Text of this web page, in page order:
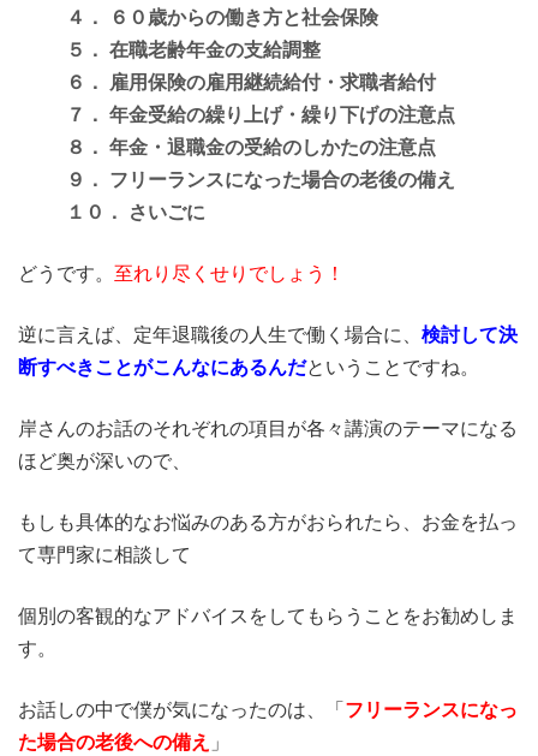
４． ６０歳からの働き方と社会保険
５． 在職老齢年金の支給調整
６． 雇用保険の雇用継続給付・求職者給付
７． 年金受給の繰り上げ・繰り下げの注意点
８． 年金・退職金の受給のしかたの注意点
９． フリーランスになった場合の老後の備え
１０． さいごに
どうです。 至れり尽くせりでしょう！
逆に言えば、定年退職後の人生で働く場合に、 検討して決
断すべきことがこんなにあるんだということですね。
岸さんのお話のそれぞれの項目が各々講演のテーマになる
ほど奥が深いので、
もしも具体的なお悩みのある方がおられたら、お金を払っ
て専門家に相談して
個別の客観的なアドバイスをしてもらうことをお勧めしま
す。
お話しの中で僕が気になったのは、「フリーランスになっ
た場合の老後への備え 」